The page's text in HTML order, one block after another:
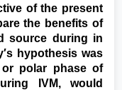
of the present
the benefits of
source during in
hypothesis was
polar phase of
IVM, would